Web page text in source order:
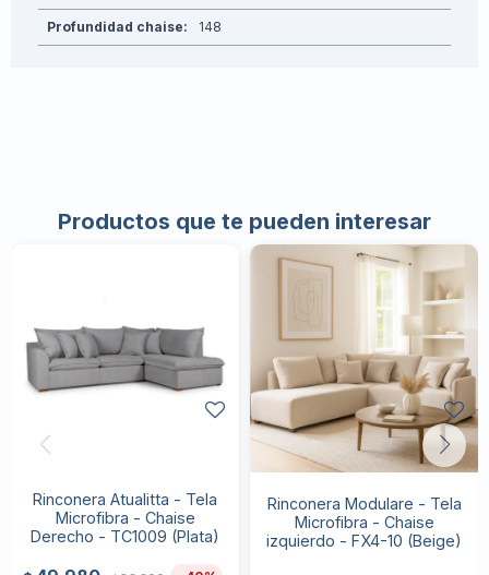
Profundidad chaise 148
Productos que te pueden interesar
Rinconera Atualitta - Tela
Microfibra - Chaise
Derecho - TC1009 (Plata)
Rinconera Modulare - Tela
Microfibra - Chaise
izquierdo - FX4-10 (Beige)